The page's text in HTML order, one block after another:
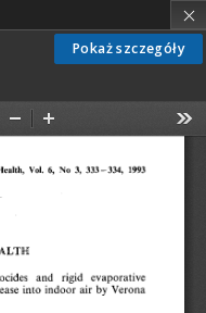
Pokaż szczegóły